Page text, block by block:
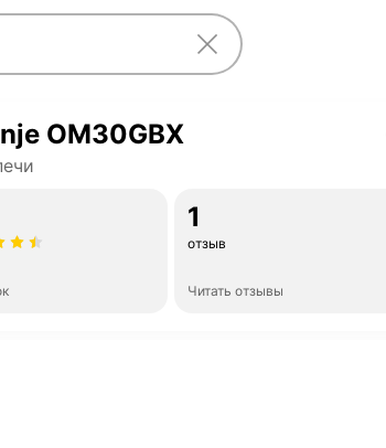
OM30GBX
1
отзыв
Читать отзывы